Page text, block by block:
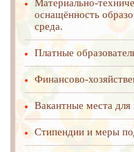
Материально-
оснащённость
среда.
Платные
Финансово-
Вакантные места
Стипендии и меры